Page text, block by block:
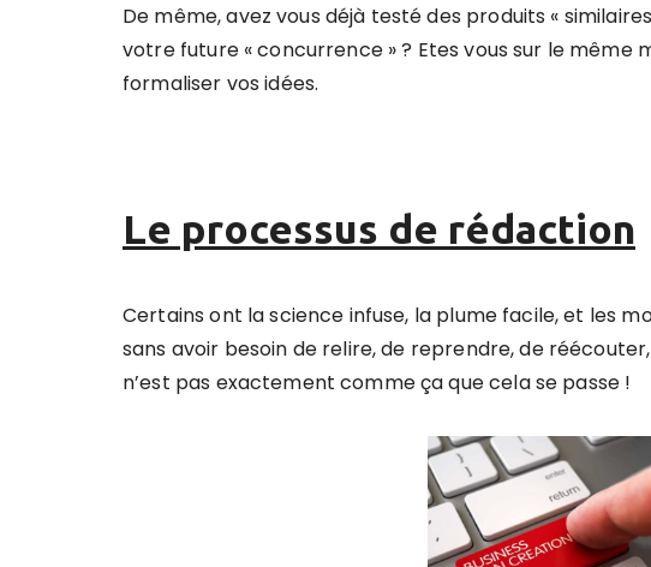
De même, avez vous déjà testé des produits «
votre future « concurrence » ? Etes vous sur le même
formaliser vos idées.
Le processus de rédaction
Certains ont la science infuse, la plume facile, et les
sans avoir besoin de relire, de reprendre, de
n’est pas exactement comme ça que cela se passe !